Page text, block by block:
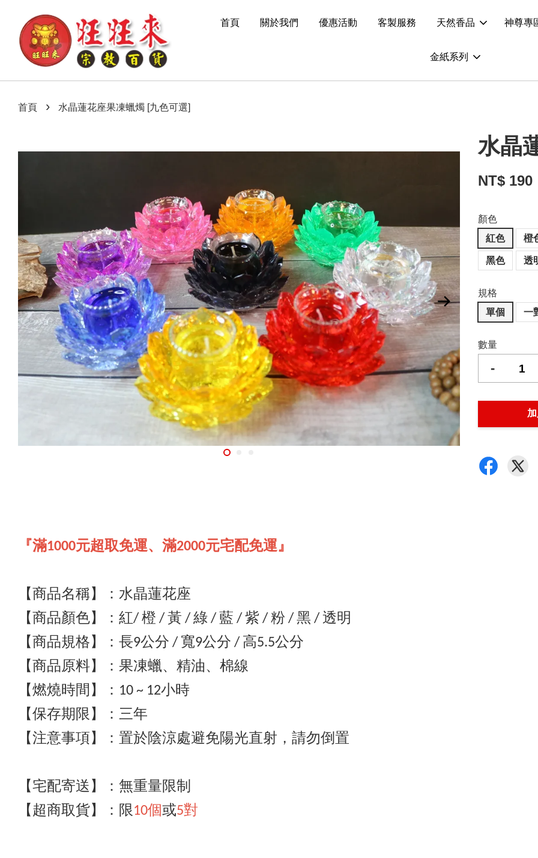
首頁 關於我們 優惠活動 客製服務 天然香品 神尊專
金紙系列
首頁 › 水晶蓮花座果凍蠟燭 [九色可選]
水晶
NT$ 190
顏色
紅色
橙
黑色 透
規格
單個
一
數量
-
『滿1000元超取免運、滿2000元宅配免運』
【商品名稱】：水晶蓮花座
【商品顏色】：紅/ 橙 / 黃 / 綠 / 藍 / 紫 / 粉 / 黑 / 透明
【商品規格】：長9公分 / 寬9公分 / 高5.5公分
【商品原料】： 果凍蠟、精油、棉線
【燃燒時間】
：10 ~ 12小時
【保存期限】：三年
【注意事項】：置於陰涼處避免陽光直射，請勿倒置
【宅配寄送】 ： 無重量限制
【超商取貨】
：限10個或5對